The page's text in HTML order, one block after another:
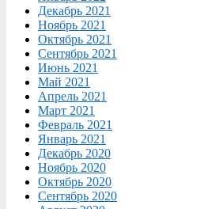
Декабрь 2021
Ноябрь 2021
Октябрь 2021
Сентябрь 2021
Июнь 2021
Май 2021
Апрель 2021
Март 2021
Февраль 2021
Январь 2021
Декабрь 2020
Ноябрь 2020
Октябрь 2020
Сентябрь 2020